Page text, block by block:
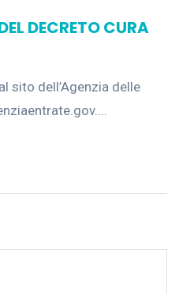
DECRETO CURA
sito dell’Agenzia delle